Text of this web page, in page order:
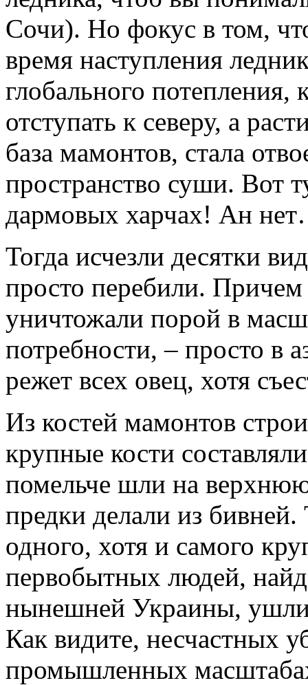
Сочи). Но фокус в том,
время наступления
глобального потепления,
отступать к северу, а
база мамонтов, стала
пространство суши. Вот
дармовых харчах! Ан
Тогда исчезли десятки
просто перебили.
уничтожали порой в
потребности, – просто в
режет всех овец, хотя
Из костей мамонтов
крупные кости
помельче шли на
предки делали из бивней.
одного, хотя и самого
первобытных людей,
нынешней Украины, ушли
Как видите, несчастных
промышленных